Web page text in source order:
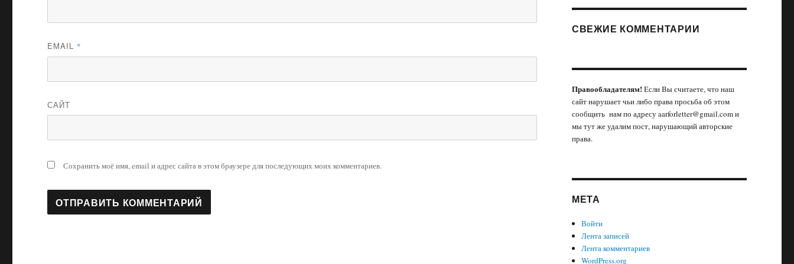
EMAIL *
САЙТ
Сохранить моё имя, email и адрес сайта в этом браузере для последующих моих комментариев.
СВЕЖИЕ КОММЕНТАРИИ
Правообладателям!Если Вы считаете, что наш
сайт нарушает чьи либо права просьба об этом
сообщить нам по адресу aarforletter@gmail.com и
мы тут же удалим пост, нарушающий авторские
права.
МЕТА
Войти
Лента записей
Лента комментариев
WordPress.org